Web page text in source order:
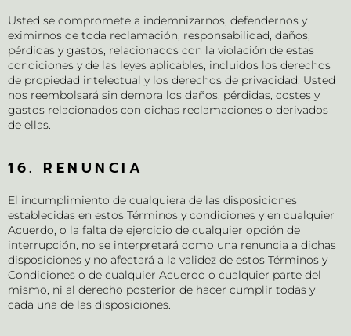
Usted se compromete a indemnizarnos, defendernos y
eximirnos de toda reclamación, responsabilidad, daños,
pérdidas y gastos, relacionados con la violación de estas
condiciones y de las leyes aplicables, incluidos los derechos
de propiedad intelectual y los derechos de privacidad. Usted
nos reembolsará sin demora los daños, pérdidas, costes y
gastos relacionados con dichas reclamaciones o derivados
de ellas.
16. RENUNCIA
El incumplimiento de cualquiera de las disposiciones
establecidas en estos Términos y condiciones y en cualquier
Acuerdo, o la falta de ejercicio de cualquier opción de
interrupción, no se interpretará como una renuncia a dichas
disposiciones y no afectará a la validez de estos Términos y
Condiciones o de cualquier Acuerdo o cualquier parte del
mismo, ni al derecho posterior de hacer cumplir todas y
cada una de las disposiciones.